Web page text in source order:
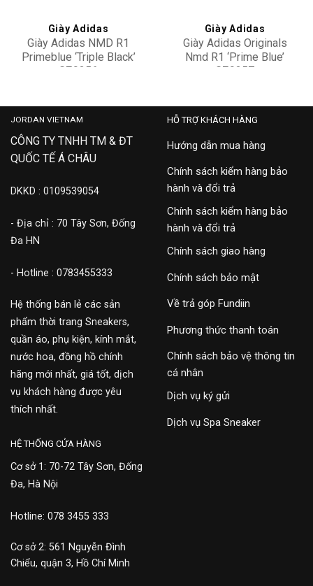
Giày Adidas
Giày Adidas NMD R1
Primeblue ‘Triple Black’
GZ9256
Giày Adidas
Giày Adidas Originals
Nmd R1 ‘Prime Blue’
GZ9257
JORDAN VIETNAM
CÔNG TY TNHH TM & ĐT
QUỐC TẾ Á CHÂU
DKKD : 0109539054
- Địa chỉ : 70 Tây Sơn, Đống
Đa HN
- Hotline : 0783455333
Hệ thống bán lẻ các sản
phẩm thời trang Sneakers,
quần áo, phụ kiện, kính mắt,
nước hoa, đồng hồ chính
hãng mới nhất, giá tốt, dịch
vụ khách hàng được yêu
thích nhất.
HỖ TRỢ KHÁCH HÀNG
Hướng dẫn mua hàng
Chính sách kiểm hàng bảo
hành và đổi trả
Chính sách kiểm hàng bảo
hành và đổi trả
Chính sách giao hàng
Chính sách bảo mật
Về trả góp Fundiin
Phương thức thanh toán
Chính sách bảo vệ thông tin
cá nhân
Dịch vụ ký gửi
Dịch vụ Spa Sneaker
HỆ THỐNG CỬA HÀNG
Cơ sở 1: 70-72 Tây Sơn, Đống
Đa, Hà Nội
Hotline: 078 3455 333
Cơ sở 2: 561 Nguyễn Đình
Chiểu, quận 3, Hồ Chí Minh